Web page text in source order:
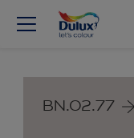
BN.02.77